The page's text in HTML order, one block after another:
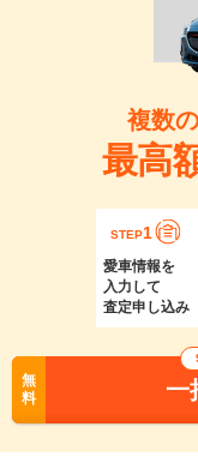
複数
最高
STEP1
愛車情報を
入力して
査定申し込み
無
料
一